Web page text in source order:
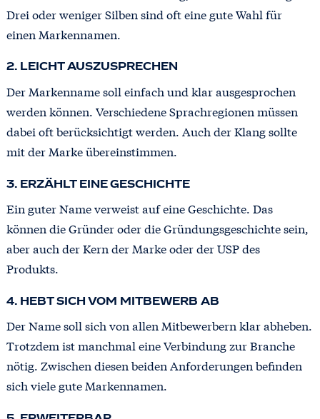
Drei oder weniger Silben sind oft eine gute Wahl für
einen Markennamen.
2. LEICHT AUSZUSPRECHEN
Der Markenname soll einfach und klar ausgesprochen
werden können. Verschiedene Sprachregionen müssen
dabei oft berücksichtigt werden. Auch der Klang sollte
mit der Marke übereinstimmen.
3. ERZÄHLT EINE GESCHICHTE
Ein guter Name verweist auf eine Geschichte. Das
können die Gründer oder die Gründungsgeschichte sein,
aber auch der Kern der Marke oder der USP des
Produkts.
4. HEBT SICH VOM MITBEWERB AB
Der Name soll sich von allen Mitbewerbern klar abheben.
Trotzdem ist manchmal eine Verbindung zur Branche
nötig. Zwischen diesen beiden Anforderungen befinden
sich viele gute Markennamen.